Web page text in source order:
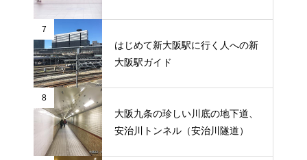
7
はじめて新大阪駅に行く人への新
大阪駅ガイド
8
大阪九条の珍しい川底の地下道、
安治川トンネル（安治川隧道）